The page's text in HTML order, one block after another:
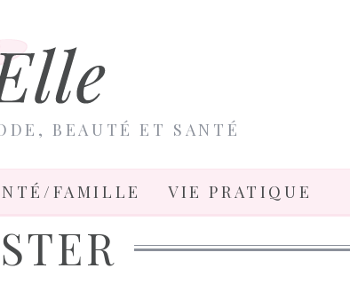
BEAUTÉ ET SANTÉ
FAMILLE VIE PRATIQUE